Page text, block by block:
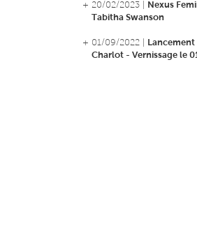
+ 20/02/2023 |
Nexus
Tabitha Swanson
+ 01/09/2022 |
Charlot - Vernissage le